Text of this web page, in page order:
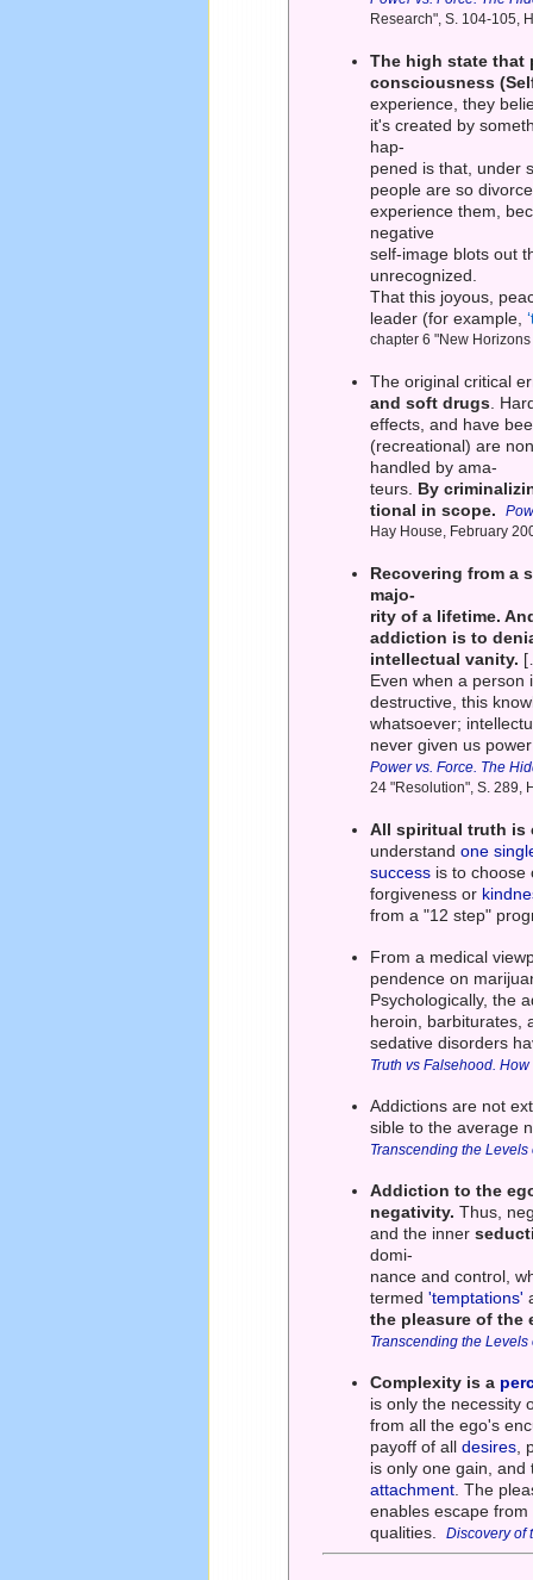
Research", S. 104-105,
The high state that
consciousness
experience, they
it's created by
hap-
pened is that, under
people are so
experience them,
negative
self-image blots out
unrecognized.
That this joyous,
leader (for example,
chapter 6 "New
The original critical
and soft drugs .
effects, and have
(recreational) are
handled by ama-
teurs. By
tional in scope.
Hay House, February
Recovering from a
majo-
rity of a lifetime.
addiction is to
intellectual vanity.
Even when a person
destructive, this
whatsoever;
never given us
Power vs. Force. The
24 "Resolution", S. 289,
All spiritual truth is
understandone
success is to choose
forgiveness or
from a "12 step"
From a medical
pendence on
Psychologically, the
heroin, barbiturates,
sedative disorders
Truth vs Falsehood.
Addictions are not
sible to the average
Transcending the
Addiction to the
negativity. Thus,
and the inner
domi-
nance and control,
termed'temptations'
the pleasure of the
Transcending the
Complexity is a
is only the necessity
from all the ego's
payoff of alldesires
is only one gain,
attachment . The
enables escape
qualities.
Discovery of